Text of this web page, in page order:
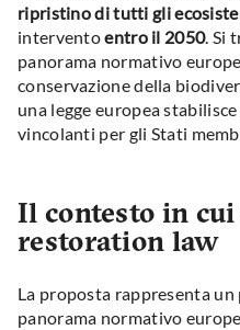
ripristino di tutti gli
interventoentro il 2050. Si
panorama normativo
conservazione della
una legge europea
vincolanti per gli Stati
Il contesto in
restoration law
La proposta rappresenta
panorama normativo